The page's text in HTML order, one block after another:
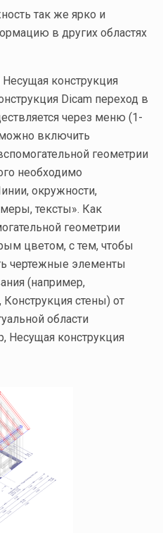
так же ярко и
в других областях
конструкция
Dicam переход в
через меню (1-
включить
геометрии
необходимо
окружности,
тексты». Как
геометрии
цветом, с тем, чтобы
чертежные элементы
(например,
Конструкция стены) от
области
Несущая конструкция